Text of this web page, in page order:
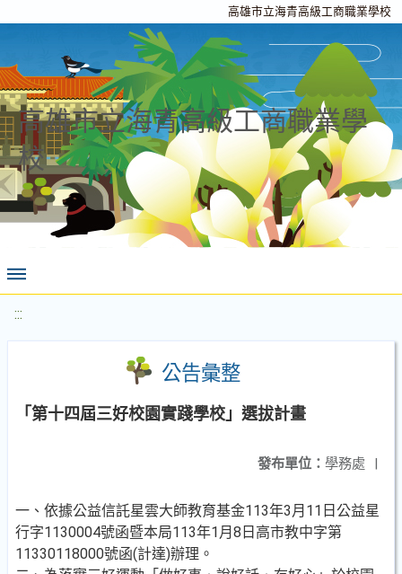
高雄市立海青高級工商職業學校
高雄市立海青高級工商職業學
校
:::
公告彙整
「第十四屆三好校園實踐學校」選拔計畫
發布單位： 學務處 |
一、依據公益信託星雲大師教育基金113年3月11日公益星
行字1130004號函暨本局113年1月8日高市教中字第
11330118000號函(計達)辦理。